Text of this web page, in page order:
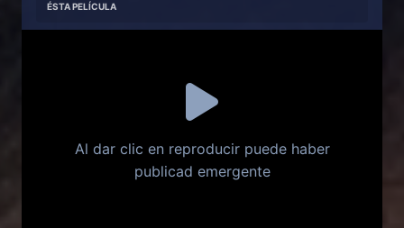
ÉSTA PELÍCULA
Al dar clic en reproducir puede haber
publicad emergente